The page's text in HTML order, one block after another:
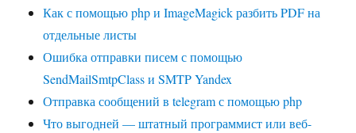
Как с помощью php и ImageMagick разбить PDF на
отдельные листы
Ошибка отправки писем с помощью
SendMailSmtpClass и SMTP Yandex
Отправка сообщений в telegram с помощью php
Что выгодней — штатный программист или веб-